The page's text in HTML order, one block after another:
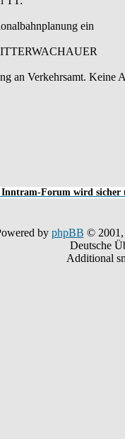
ein
an Verkehrsamt. Keine
Inntram-Forum wird sicher
by phpBB © 2001,
Deutsche
Additional